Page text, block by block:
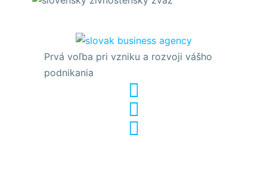
Prvá voľba pri vzniku a rozvoji vášho
podnikania